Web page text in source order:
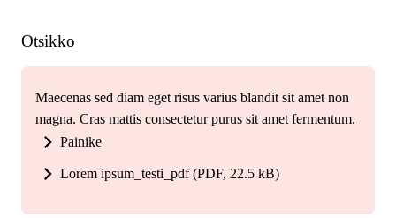
Otsikko
Maecenas sed diam eget risus varius blandit sit amet non
magna. Cras mattis consectetur purus sit amet fermentum.
Painike
Lorem ipsum_testi_pdf (PDF, 22.5 kB)